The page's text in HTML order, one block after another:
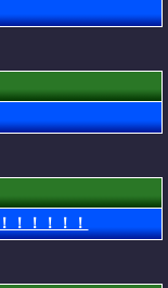
！！！！！